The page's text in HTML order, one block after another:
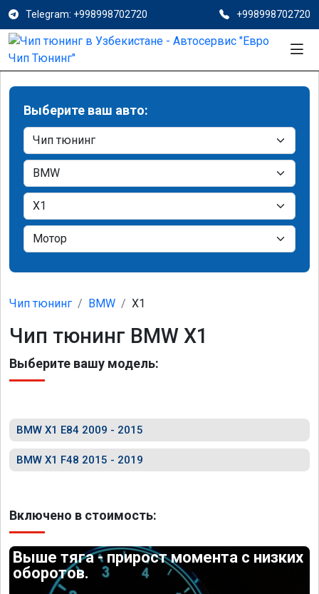
Telegram: +998998702720 +998998702720
Выберите ваш авто:
Чип тюнинг BMW X1
Чип тюнинг BMW X1
Выберите вашу модель:
BMW X1 E84 2009 - 2015
BMW X1 F48 2015 - 2019
Включено в стоимость:
Выше тяга - прирост момента с низких
оборотов.